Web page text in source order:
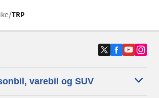
TRP
varebil og SUV